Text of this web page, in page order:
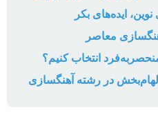
ایده‌های بکر
معاصر
انتخاب کنیم؟